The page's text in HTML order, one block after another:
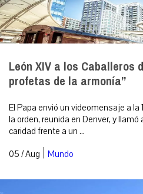
León XIV a los Caballeros
profetas de la armonía”
El Papa envió un videomensaje a la
la orden, reunida en Denver, y llamó
caridad frente a un ...
05 / Aug | Mundo